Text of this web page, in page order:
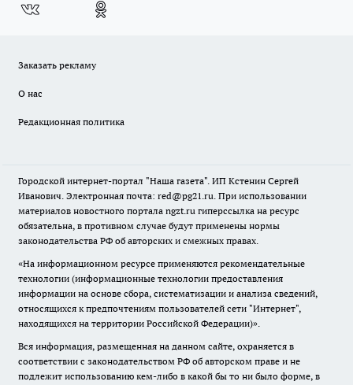
Заказать рекламу
О нас
Редакционная политика
Городской интернет-портал "Наша газета". ИП Кстенин Сергей
Иванович. Электронная почта: red@pg21.ru. При использовании
материалов новостного портала ngzt.ru гиперссылка на ресурс
обязательна, в противном случае будут применены нормы
законодательства РФ об авторских и смежных правах.
«На информационном ресурсе применяются рекомендательные
технологии (информационные технологии предоставления
информации на основе сбора, систематизации и анализа сведений,
относящихся к предпочтениям пользователей сети "Интернет",
находящихся на территории Российской Федерации)».
Вся информация, размещенная на данном сайте, охраняется в
соответствии с законодательством РФ об авторском праве и не
подлежит использованию кем-либо в какой бы то ни было форме, в